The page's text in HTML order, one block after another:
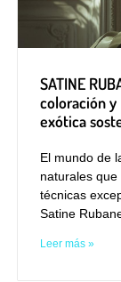
SATINE
coloración
exótica
El mundo de
naturales
técnicas
Satine
Leer más »